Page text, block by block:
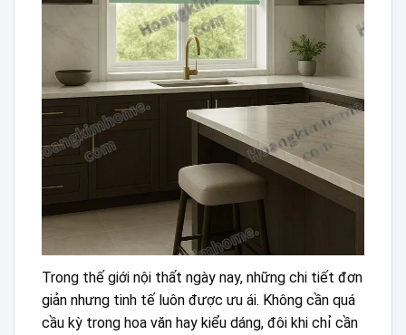
Trong thế giới nội thất ngày nay, những chi tiết đơn
giản nhưng tinh tế luôn được ưu ái. Không cần quá
cầu kỳ trong hoa văn hay kiểu dáng, đôi khi chỉ cần